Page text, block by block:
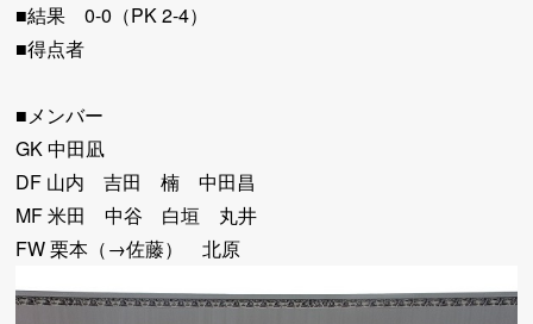
■結果 0-0（PK 2-4）
■得点者
■メンバー
GK 中田凪
DF 山内 吉田 楠 中田昌
MF 米田 中谷 白垣 丸井
FW 栗本（→佐藤） 北原